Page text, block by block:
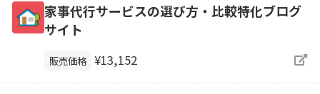
家事代行サービスの選び方・比較特化ブログ
サイト
販売価格 ¥13,152